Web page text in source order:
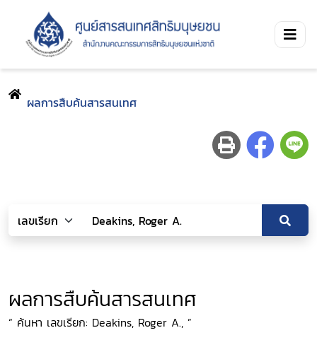
ผลการสืบค้นสารสนเทศ
ผลการสืบค้นสารสนเทศ
“ ค้นหา เลขเรียก: Deakins, Roger A., ”